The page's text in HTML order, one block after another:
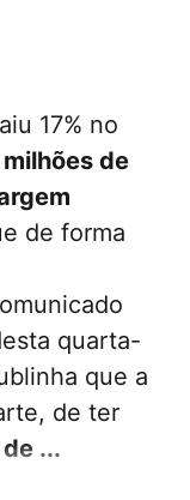
17% no
de
de forma
quarta-
que a
de ter
...